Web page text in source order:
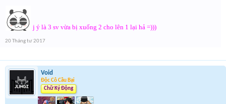
j ý là 3 sv vừa bị xuống 2 cho lên 1 lại hả =)))
20 Tháng tư 2017
Void
Độc Cô Cầu Bại
Chữ Ký Động